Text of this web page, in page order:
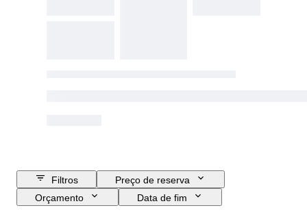
Filtros
Preço de reserva
Orçamento
Data de fim